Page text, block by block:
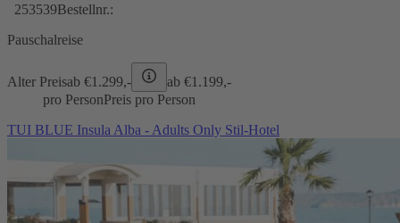
253539Bestellnr.:
Pauschalreise
Alter Preisab €1.299,- ab €1.199,-
pro PersonPreis pro Person
TUI BLUE Insula Alba - Adults Only Stil-Hotel